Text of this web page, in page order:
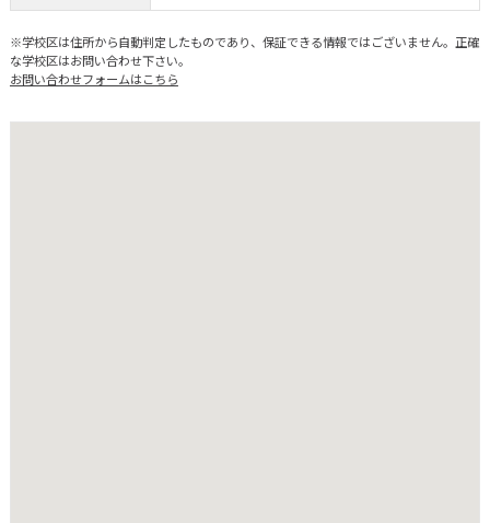
※学校区は住所から自動判定したものであり、保証できる情報ではございません。正確
な学校区はお問い合わせ下さい。
お問い合わせフォームはこちら